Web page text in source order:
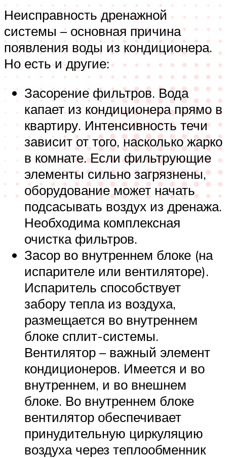
Неисправность дренажной
системы – основная причина
появления воды из кондиционера.
Но есть и другие:
Засорение фильтров. Вода
капает из кондиционера прямо в
квартиру. Интенсивность течи
зависит от того, насколько жарко
в комнате. Если фильтрующие
элементы сильно загрязнены,
оборудование может начать
подсасывать воздух из дренажа.
Необходима комплексная
очистка фильтров.
Засор во внутреннем блоке (на
испарителе или вентиляторе).
Испаритель способствует
забору тепла из воздуха,
размещается во внутреннем
блоке сплит-системы.
Вентилятор – важный элемент
кондиционеров. Имеется и во
внутреннем, и во внешнем
блоке. Во внутреннем блоке
вентилятор обеспечивает
принудительную циркуляцию
воздуха через теплообменник